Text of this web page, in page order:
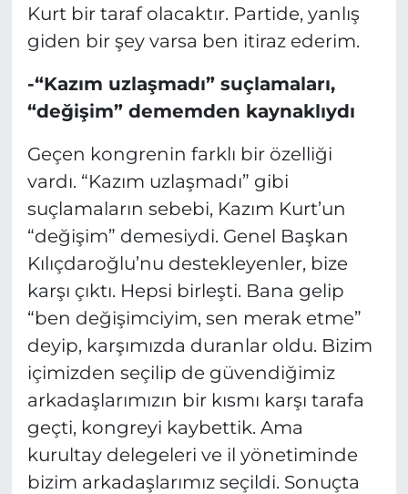
Kurt bir taraf olacaktır. Partide, yanlış
giden bir şey varsa ben itiraz ederim.
-“Kazım uzlaşmadı” suçlamaları,
“değişim” dememden kaynaklıydı
Geçen kongrenin farklı bir özelliği
vardı. “Kazım uzlaşmadı” gibi
suçlamaların sebebi, Kazım Kurt’un
“değişim” demesiydi. Genel Başkan
Kılıçdaroğlu’nu destekleyenler, bize
karşı çıktı. Hepsi birleşti. Bana gelip
“ben değişimciyim, sen merak etme”
deyip, karşımızda duranlar oldu. Bizim
içimizden seçilip de güvendiğimiz
arkadaşlarımızın bir kısmı karşı tarafa
geçti, kongreyi kaybettik. Ama
kurultay delegeleri ve il yönetiminde
bizim arkadaşlarımız seçildi. Sonuçta